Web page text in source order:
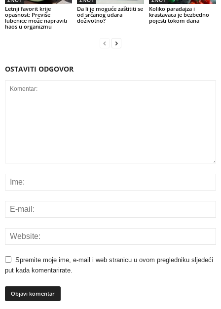
Letnji favorit krije
opasnost: Previše
lubenice može napraviti
haos u organizmu
Da li je moguće zaštititi se
od srčanog udara
doživotno?
Koliko paradajza i
krastavaca je bezbedno
pojesti tokom dana
OSTAVITI ODGOVOR
Spremite moje ime, e-mail i web stranicu u ovom pregledniku sljedeći
put kada komentarirate.